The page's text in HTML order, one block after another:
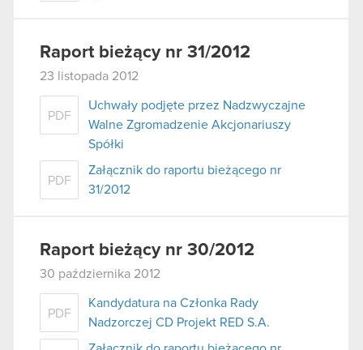
Raport bieżący nr 31/2012
23 listopada 2012
PDF
Uchwały podjęte przez Nadzwyczajne
Walne Zgromadzenie Akcjonariuszy
Spółki
PDF
Załącznik do raportu bieżącego nr
31/2012
Raport bieżący nr 30/2012
30 października 2012
PDF
Kandydatura na Członka Rady
Nadzorczej CD Projekt RED S.A.